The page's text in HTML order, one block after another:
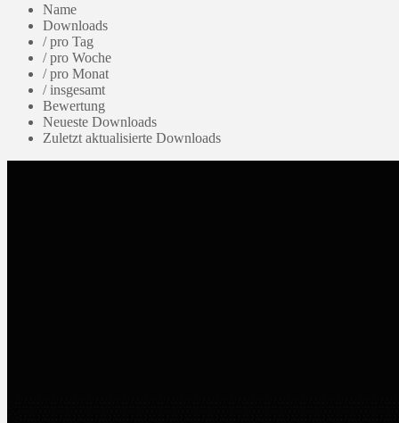
Name
Downloads
/ pro Tag
/ pro Woche
/ pro Monat
/ insgesamt
Bewertung
Neueste Downloads
Zuletzt aktualisierte Downloads